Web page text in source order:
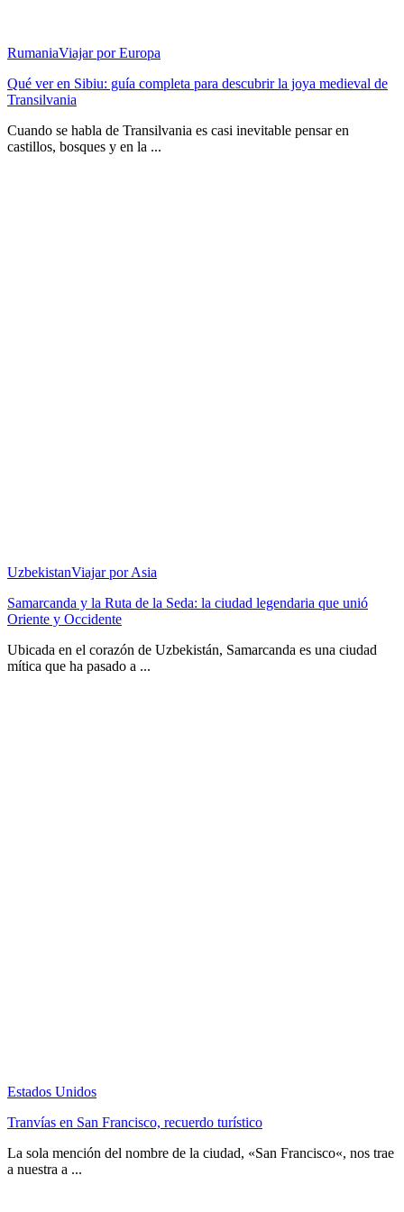
RumaniaViajar por Europa
Qué ver en Sibiu: guía completa para descubrir la joya medieval de
Transilvania
Cuando se habla de Transilvania es casi inevitable pensar en
castillos, bosques y en la ...
UzbekistanViajar por Asia
Samarcanda y la Ruta de la Seda: la ciudad legendaria que unió
Oriente y Occidente
Ubicada en el corazón de Uzbekistán, Samarcanda es una ciudad
mítica que ha pasado a ...
Estados Unidos
Tranvías en San Francisco, recuerdo turístico
La sola mención del nombre de la ciudad, «San Francisco«, nos trae
a nuestra a ...